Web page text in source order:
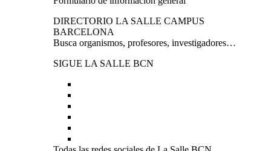
DIRECTORIO LA SALLE CAMPUS
BARCELONA
Busca organismos, profesores, investigadores…
SIGUE LA SALLE BCN